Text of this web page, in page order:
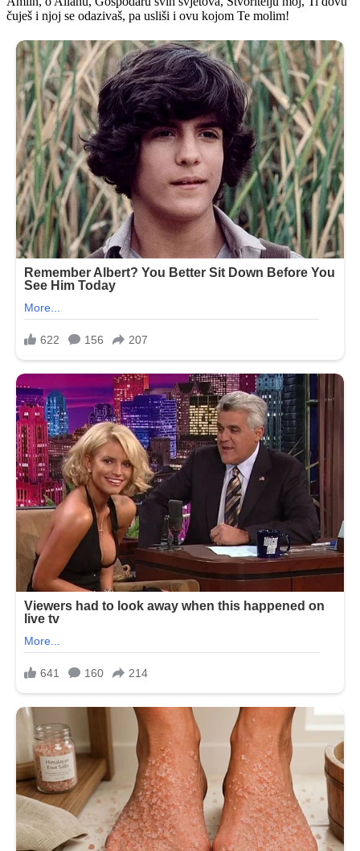
čuješ i njoj se odazivaš, pa usliši i ovu kojom Te molim!